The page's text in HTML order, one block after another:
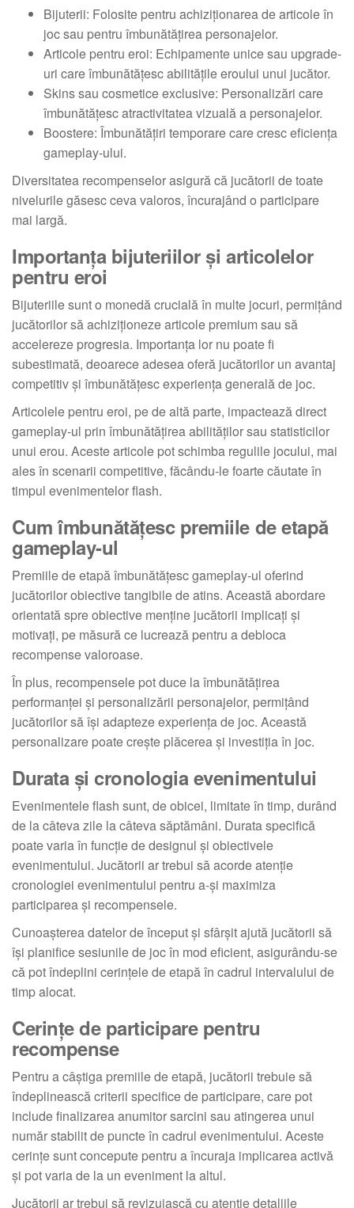
Bijuterii: Folosite pentru achiziționarea de articole în
joc sau pentru îmbunătățirea personajelor.
Articole pentru eroi: Echipamente unice sau upgrade-
uri care îmbunătățesc abilitățile eroului unui jucător.
Skins sau cosmetice exclusive: Personalizări care
îmbunătățesc atractivitatea vizuală a personajelor.
Boostere: Îmbunătățiri temporare care cresc eficiența
gameplay-ului.
Diversitatea recompenselor asigură că jucătorii de toate
nivelurile găsesc ceva valoros, încurajând o participare
mai largă.
Importanța bijuteriilor și articolelor
pentru eroi
Bijuteriile sunt o monedă crucială în multe jocuri, permițând
jucătorilor să achiziționeze articole premium sau să
accelereze progresia. Importanța lor nu poate fi
subestimată, deoarece adesea oferă jucătorilor un avantaj
competitiv și îmbunătățesc experiența generală de joc.
Articolele pentru eroi, pe de altă parte, impactează direct
gameplay-ul prin îmbunătățirea abilităților sau statisticilor
unui erou. Aceste articole pot schimba regulile jocului, mai
ales în scenarii competitive, făcându-le foarte căutate în
timpul evenimentelor flash.
Cum îmbunătățesc premiile de etapă
gameplay-ul
Premiile de etapă îmbunătățesc gameplay-ul oferind
jucătorilor obiective tangibile de atins. Această abordare
orientată spre obiective menține jucătorii implicați și
motivați, pe măsură ce lucrează pentru a debloca
recompense valoroase.
În plus, recompensele pot duce la îmbunătățirea
performanței și personalizării personajelor, permițând
jucătorilor să își adapteze experiența de joc. Această
personalizare poate crește plăcerea și investiția în joc.
Durata și cronologia evenimentului
Evenimentele flash sunt, de obicei, limitate în timp, durând
de la câteva zile la câteva săptămâni. Durata specifică
poate varia în funcție de designul și obiectivele
evenimentului. Jucătorii ar trebui să acorde atenție
cronologiei evenimentului pentru a-și maximiza
participarea și recompensele.
Cunoașterea datelor de început și sfârșit ajută jucătorii să
își planifice sesiunile de joc în mod eficient, asigurându-se
că pot îndeplini cerințele de etapă în cadrul intervalului de
timp alocat.
Cerințe de participare pentru
recompense
Pentru a câștiga premiile de etapă, jucătorii trebuie să
îndeplinească criterii specifice de participare, care pot
include finalizarea anumitor sarcini sau atingerea unui
număr stabilit de puncte în cadrul evenimentului. Aceste
cerințe sunt concepute pentru a încuraja implicarea activă
și pot varia de la un eveniment la altul.
Jucătorii ar trebui să revizuiască cu atenție detaliile